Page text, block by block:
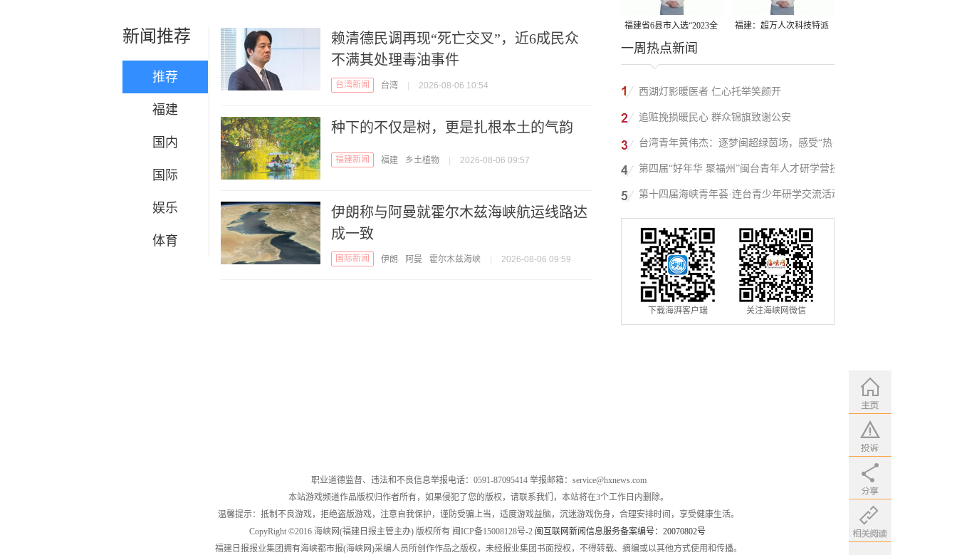
新闻推荐
推荐
福建
国内
国际
娱乐
体育
赖清德民调再现“死亡交叉”，近6成民众
不满其处理毒油事件
台湾新闻 台湾 2026-08-06 10:54
种下的不仅是树，更是扎根本土的气韵
福建新闻 福建 乡土植物 2026-08-06 09:57
伊朗称与阿曼就霍尔木兹海峡航运线路达
成一致
国际新闻 伊朗 阿曼 霍尔木兹海峡 2026-08-06 09:59
福建省6县市入选“2023全
国县域发展潜力百强县”
福建：超万人次科技特派
一周热点新闻
西湖灯影暖医者 仁心托举笑颜开
追赃挽损暖民心 群众锦旗致谢公安
台湾青年黄伟杰：逐梦闽超绿茵场，感受“热
血”与温情
第四届“好年华 聚福州”闽台青年人才研学营技
术成果项目路演在榕举办
第十四届海峡青年荟·连台青少年研学交流活动
在福州启航
下载海湃客户端 关注海峡网微信
职业道德监督、违法和不良信息举报电话：0591-87095414 举报邮箱：service@hxnews.com
本站游戏频道作品版权归作者所有，如果侵犯了您的版权，请联系我们，本站将在3个工作日内删除。
温馨提示：抵制不良游戏，拒绝盗版游戏，注意自我保护，谨防受骗上当，适度游戏益脑，沉迷游戏伤身，合理安排时间，享受健康生活。
CopyRight ©2016 海峡网(福建日报主管主办) 版权所有 闽ICP备15008128号-2 闽互联网新闻信息服务备案编号：20070802号
福建日报报业集团拥有海峡都市报(海峡网)采编人员所创作作品之版权，未经报业集团书面授权，不得转载、摘编或以其他方式使用和传播。